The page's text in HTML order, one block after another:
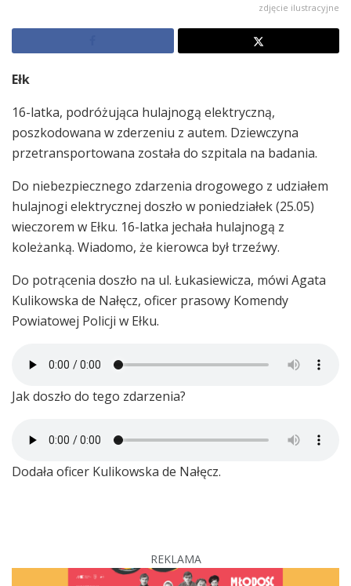
zdjęcie ilustracyjne
Ełk
16-latka, podróżująca hulajnogą elektryczną,
poszkodowana w zderzeniu z autem. Dziewczyna
przetransportowana została do szpitala na badania.
Do niebezpiecznego zdarzenia drogowego z udziałem
hulajnogi elektrycznej doszło w poniedziałek (25.05)
wieczorem w Ełku. 16-latka jechała hulajnogą z
koleżanką. Wiadomo, że kierowca był trzeźwy.
Do potrącenia doszło na ul. Łukasiewicza, mówi Agata
Kulikowska de Nałęcz, oficer prasowy Komendy
Powiatowej Policji w Ełku.
Jak doszło do tego zdarzenia?
Dodała oficer Kulikowska de Nałęcz.
REKLAMA